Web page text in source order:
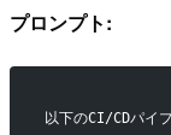
プロンプト:
以下のCI/CDパイ